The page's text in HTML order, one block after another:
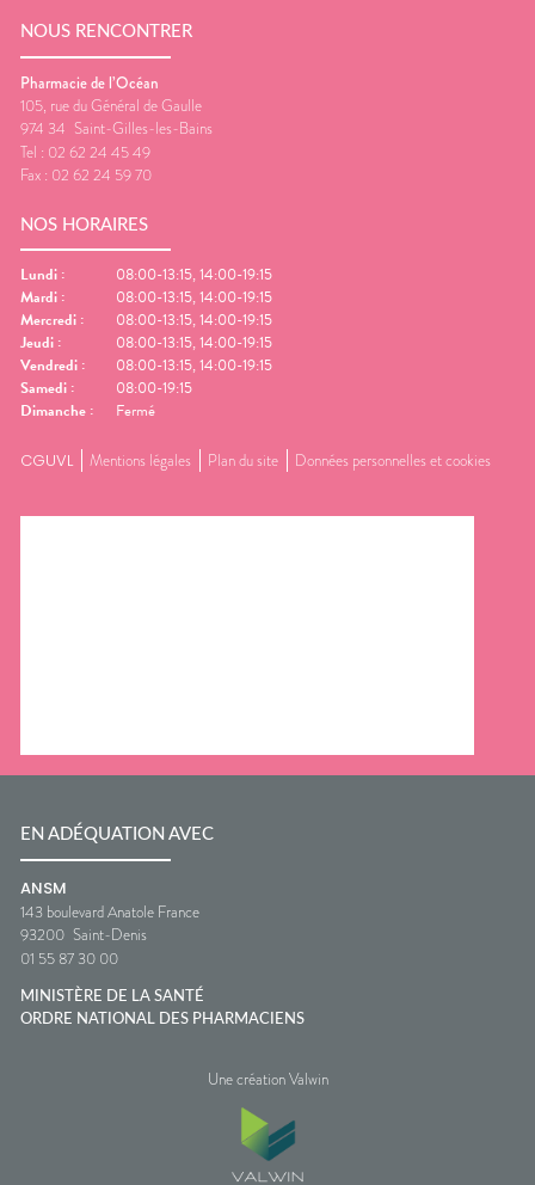
NOUS RENCONTRER
Pharmacie de l’Océan
105, rue du Général de Gaulle
974 34 Saint-Gilles-les-Bains
Tel : 02 62 24 45 49
Fax : 02 62 24 59 70
NOS HORAIRES
Lundi :
08:00-13:15, 14:00-19:15
Mardi :
08:00-13:15, 14:00-19:15
Mercredi :
08:00-13:15, 14:00-19:15
Jeudi :
08:00-13:15, 14:00-19:15
Vendredi :
08:00-13:15, 14:00-19:15
Samedi :
08:00-19:15
Dimanche : Fermé
CGUVL Mentions légales Plan du site Données personnelles et cookies
EN ADÉQUATION AVEC
ANSM
143 boulevard Anatole France
93200 Saint-Denis
01 55 87 30 00
MINISTÈRE DE LA SANTÉ
ORDRE NATIONAL DES PHARMACIENS
Une création Valwin